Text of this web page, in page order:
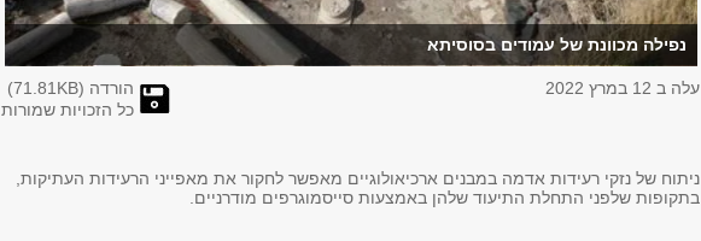
נפילה מכוונת של עמודים בסוסיתא
עלה ב 12 במרץ 2022 הורדה ( 71.81 KB)
כל הזכויות שמורות
ניתוח של נזקי רעידות אדמה במבנים ארכיאולוגיים מאפשר לחקור את מאפייני הרעידות העתיקות,
בתקופות שלפני התחלת התיעוד שלהן באמצעות סייסמוגרפים מודרניים.